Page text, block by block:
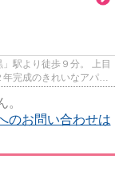
より徒歩９分。 上目
完成のきれいなアパー
お問い合わせは